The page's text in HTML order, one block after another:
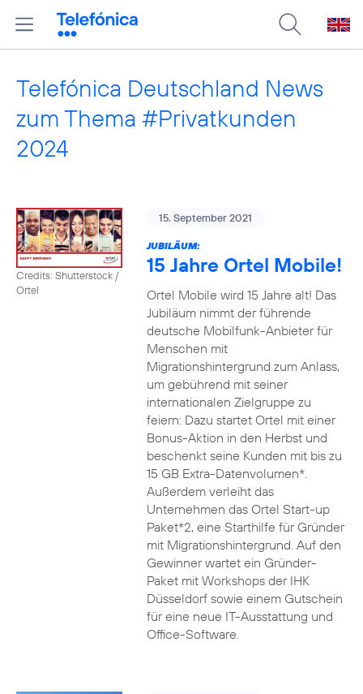
Telefónica Deutschland News
zum Thema #Privatkunden
2024
Credits: Shutterstock /
Ortel
15. September 2021
JUBILÄUM:
15 Jahre Ortel Mobile!
Ortel Mobile wird 15 Jahre alt! Das
Jubiläum nimmt der führende
deutsche Mobilfunk-Anbieter für
Menschen mit
Migrationshintergrund zum Anlass,
um gebührend mit seiner
internationalen Zielgruppe zu
feiern: Dazu startet Ortel mit einer
Bonus-Aktion in den Herbst und
beschenkt seine Kunden mit bis zu
15 GB Extra-Datenvolumen*.
Außerdem verleiht das
Unternehmen das Ortel Start-up
Paket*2, eine Starthilfe für Gründer
mit Migrationshintergrund. Auf den
Gewinner wartet ein Gründer-
Paket mit Workshops der IHK
Düsseldorf sowie einem Gutschein
für eine neue IT-Ausstattung und
Office-Software.